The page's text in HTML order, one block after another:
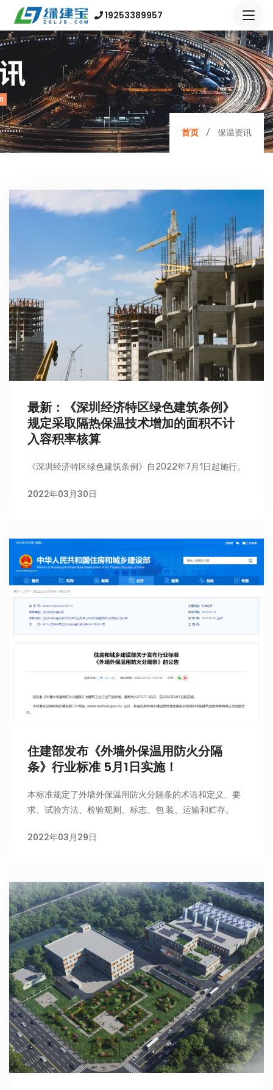
19253389957
首页 保温资讯
最新：《深圳经济特区绿色建筑条例》
规定采取隔热保温技术增加的面积不计
入容积率核算
《深圳经济特区绿色建筑条例》自2022年7月1日起施行。
2022年03月30日
住建部发布《外墙外保温用防火分隔
条》行业标准 5月1日实施！
本标准规定了外墙外保温用防火分隔条的术语和定义、要
求、试验方法、检验规则、标志、包 装、运输和贮存。
2022年03月29日